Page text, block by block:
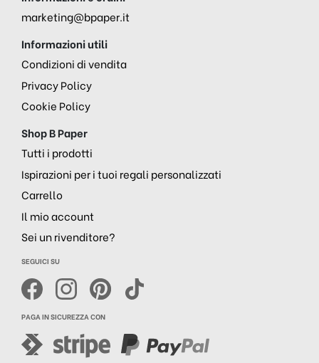
marketing@bpaper.it
Informazioni utili
Condizioni di vendita
Privacy Policy
Cookie Policy
Shop B Paper
Tutti i prodotti
Ispirazioni per i tuoi regali personalizzati
Carrello
Il mio account
Sei un rivenditore?
SEGUICI SU
PAGA IN SICUREZZA CON